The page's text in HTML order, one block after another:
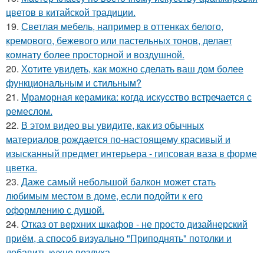
цветов в китайской традиции.
19. Светлая мебель, например в оттенках белого,
кремового, бежевого или пастельных тонов, делает
комнату более просторной и воздушной.
20. Хотите увидеть, как можно сделать ваш дом более
функциональным и стильным?
21. Мраморная керамика: когда искусство встречается с
ремеслом.
22. В этом видео вы увидите, как из обычных
материалов рождается по-настоящему красивый и
изысканный предмет интерьера - гипсовая ваза в форме
цветка.
23. Даже самый небольшой балкон может стать
любимым местом в доме, если подойти к его
оформлению с душой.
24. Отказ от верхних шкафов - не просто дизайнерский
приём, а способ визуально "Приподнять" потолки и